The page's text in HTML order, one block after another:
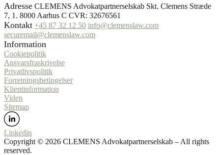
Adresse CLEMENS Advokatpartnerselskab Skt. Clemens Stræde
7, 1. 8000 Aarhus C CVR: 32676561
Kontakt +45 87 32 12 50 info@clemenslaw.com
securemail@clemenslaw.com
Information
Cookiepolitik
Ansvarsfraskrivelse
Privatlivspolitik
Forretningsbetingelser
Klientinformation
Viden
Sitemap
Linkedin
Copyright ©️ 2026 CLEMENS Advokatpartnerselskab – All rights
reserved.